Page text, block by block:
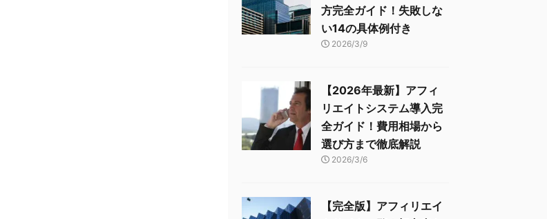
方完全ガイド！失敗しな
い14の具体例付き
2026/3/9
【2026年最新】アフィ
リエイトシステム導入完
全ガイド！費用相場から
選び方まで徹底解説
2026/3/6
【完全版】アフィリエイ